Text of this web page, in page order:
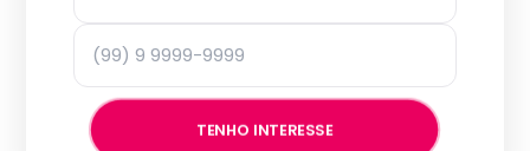
TENHO INTERESSE